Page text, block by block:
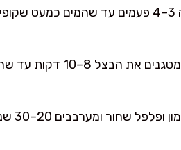
אני שוטפת בקערה 3–4 פעמים עד
בסיר רחב מחממים